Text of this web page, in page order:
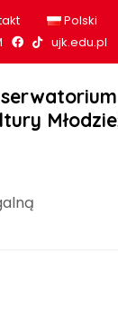
Polski
Nasz profil na
Nasz profil na
ujk.edu.pl